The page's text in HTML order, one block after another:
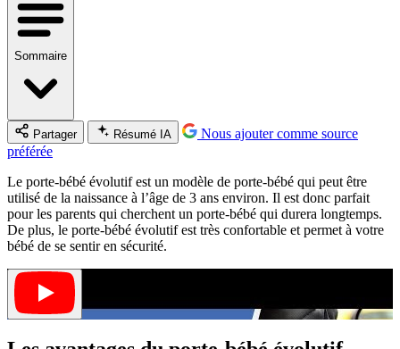
Sommaire
Partager Résumé IA
Nous ajouter comme source
préférée
Le porte-bébé évolutif est un modèle de porte-bébé qui peut être
utilisé de la naissance à l’âge de 3 ans environ. Il est donc parfait
pour les parents qui cherchent un porte-bébé qui durera longtemps.
De plus, le porte-bébé évolutif est très confortable et permet à votre
bébé de se sentir en sécurité.